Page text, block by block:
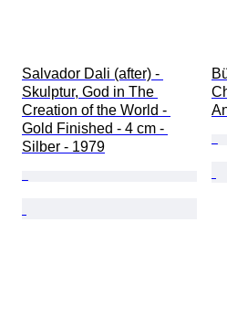
Salvador Dali (after) -
Skulptur, God in The
Creation of the World -
Gold Finished - 4 cm -
Silber - 1979